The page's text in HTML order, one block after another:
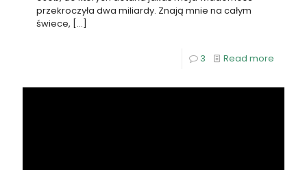
przekroczyła dwa miliardy. Znają mnie na całym
świece, […]
3 Read more